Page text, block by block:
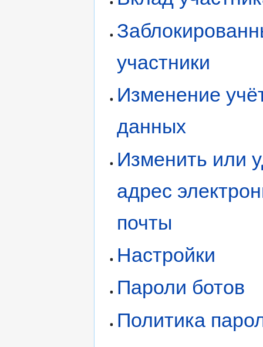
участники
Изменение
данных
Изменить или
адрес
почты
Настройки
Пароли ботов
Политика